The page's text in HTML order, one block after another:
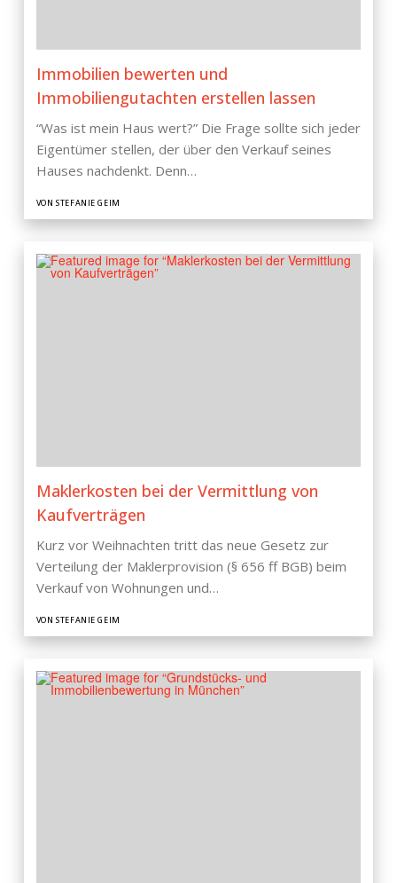
Immobilien bewerten und
Immobiliengutachten erstellen lassen
“Was ist mein Haus wert?” Die Frage sollte sich jeder
Eigentümer stellen, der über den Verkauf seines
Hauses nachdenkt. Denn…
VON STEFANIE GEIM
Maklerkosten bei der Vermittlung von
Kaufverträgen
Kurz vor Weihnachten tritt das neue Gesetz zur
Verteilung der Maklerprovision (§ 656 ff BGB) beim
Verkauf von Wohnungen und…
VON STEFANIE GEIM